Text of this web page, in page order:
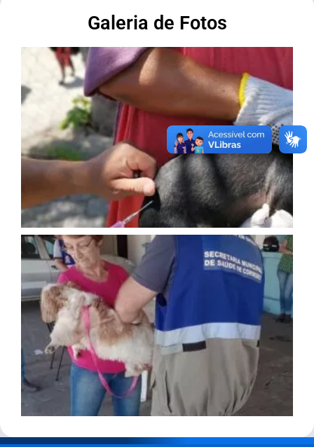
Galeria de Fotos